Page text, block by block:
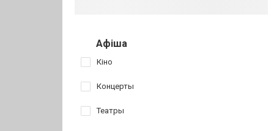
Афіша
Кіно
Концерты
Театры